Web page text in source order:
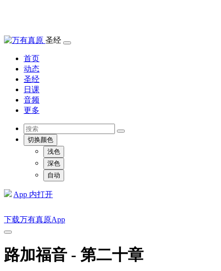
圣经
首页
动态
圣经
日课
音频
更多
切换颜色
浅色
深色
自动
App 内打开
下载万有真原App
路加福音 - 第二十章